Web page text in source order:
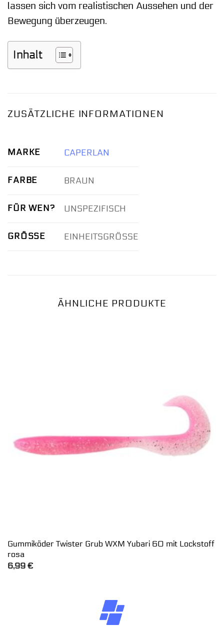
lassen sich vom realistischen Aussehen und der
Bewegung überzeugen.
Inhalt
ZUSÄTZLICHE INFORMATIONEN
MARKE CAPERLAN
FARBE BRAUN
FÜR WEN? UNSPEZIFISCH
GRÖSSE EINHEITSGRÖSSE
ÄHNLICHE PRODUKTE
Gummiköder Twister Grub WXM Yubari 60 mit Lockstoff
rosa
6,99 €